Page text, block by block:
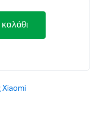
Xiaomi